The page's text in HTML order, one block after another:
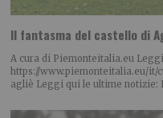
Il fantasma del castello di
A cura di Piemonteitalia.eu
https://www.piemonteitalia.eu/
agliè Leggi qui le ultime notizie: